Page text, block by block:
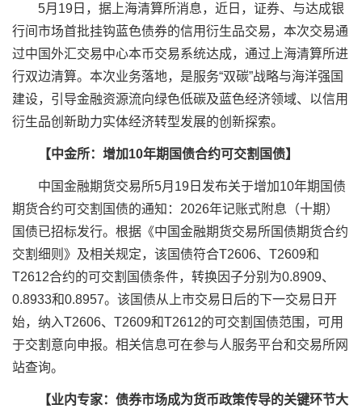
5月19日，据上海清算所消息，近日， 证券、 与达成银
行间市场首批挂钩蓝色债券的信用衍生品交易，本次交易通
过中国外汇交易中心本币交易系统达成，通过上海清算所进
行双边清算。本次业务落地，是服务“双碳”战略与海洋强国
建设，引导金融资源流向绿色低碳及蓝色经济领域、以信用
衍生品创新助力实体经济转型发展的创新探索。
【中金所：增加10年期国债合约可交割国债】
中国金融期货交易所5月19日发布关于增加10年期国债
期货合约可交割国债的通知：2026年记账式附息（十期）
国债已招标发行。根据《中国金融期货交易所国债期货合约
交割细则》及相关规定，该国债符合T2606、T2609和
T2612合约的可交割国债条件，转换因子分别为0.8909、
0.8933和0.8957。该国债从上市交易日后的下一交易日开
始，纳入T2606、T2609和T2612的可交割国债范围，可用
于交割意向申报。相关信息可在参与人服务平台和交易所网
站查询。
【业内专家：债券市场成为货币政策传导的关键环节大